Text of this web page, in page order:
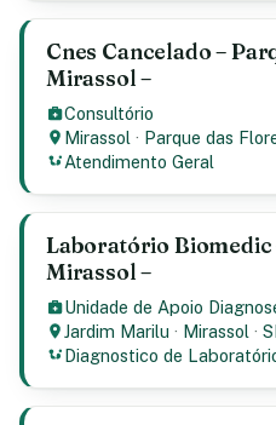
Cnes Cancelado –
Mirassol –
Consultório
Mirassol · Parque das
Atendimento Geral
Laboratório Biomedic
Mirassol –
Unidade de Apoio
Jardim Marilu · Mirassol ·
Diagnostico de